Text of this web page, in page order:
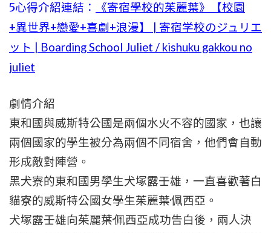
5心得介紹連結：
《寄宿學校的茱麗葉》【校園
+異世界+戀愛+喜劇+浪漫】 | 寄宿学校のジュリエ
ット | Boarding School Juliet / kishuku gakkou no
juliet
劇情介紹
東和國與威斯特公國是兩個水火不容的國家，也讓
兩個國家的學生被分為兩個不同宿舍，他們會自動
形成敵對陣營。
黑犬寮的東和國男學生犬塚露壬雄，一直喜歡著白
貓寮的威斯特公國女學生茱麗葉·佩西亞。
犬塚露壬雄向茱麗葉·佩西亞成功告白後，兩人決